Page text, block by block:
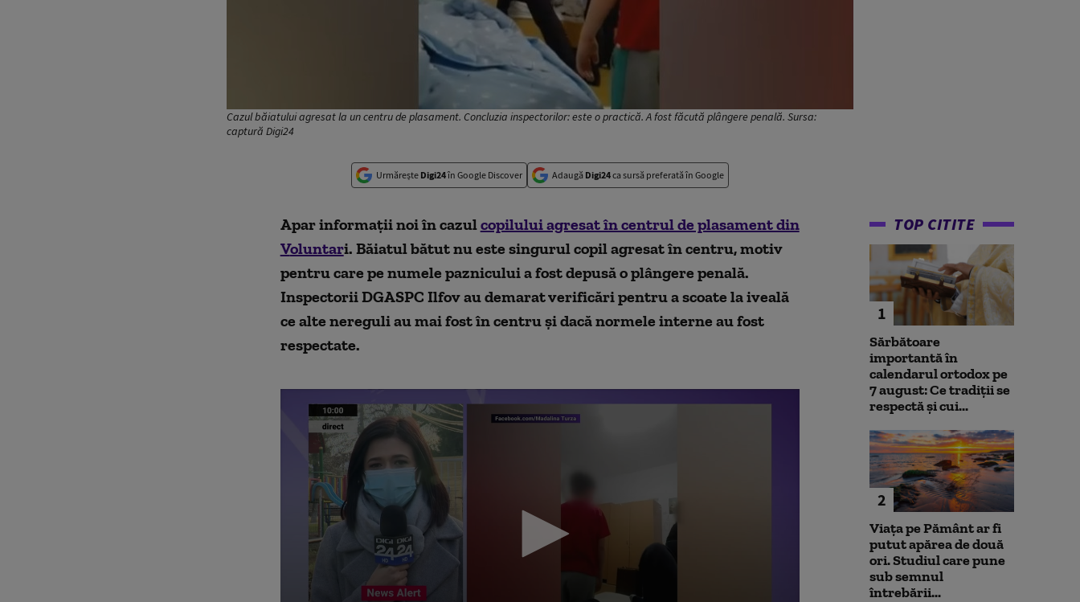
Cazul băiatului agresat la un centru de plasament. Concluzia inspectorilor: este o practică. A fost făcută plângere penală. Sursa:
captură Digi24
Urmărește Digi24în Google Discover Adaugă Digi24ca sursă preferată în Google
Apar informații noi în cazulcopilului agresat în centrul de plasament din
Voluntari. Băiatul bătut nu este singurul copil agresat în centru, motiv
pentru care pe numele pazniculuia fostdepusăo plângere penală.
Inspectorii DGASPC Ilfov au demarat verificări pentru a scoate la iveală
ce alte nereguli au mai fost în centru și dacă normele interne au fost
respectate.
TOP CITITE
1
Sărbătoare
importantă în
calendarul ortodox pe
7 august: Ce tradiții se
respectă și cui...
2
Viața pe Pământ ar fi
putut apărea de două
ori. Studiul care pune
sub semnul
întrebării...